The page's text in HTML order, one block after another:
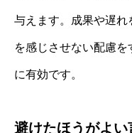
与えます。成果や遅れ
を感じさせない配慮
に有効です。
避けたほうがよい